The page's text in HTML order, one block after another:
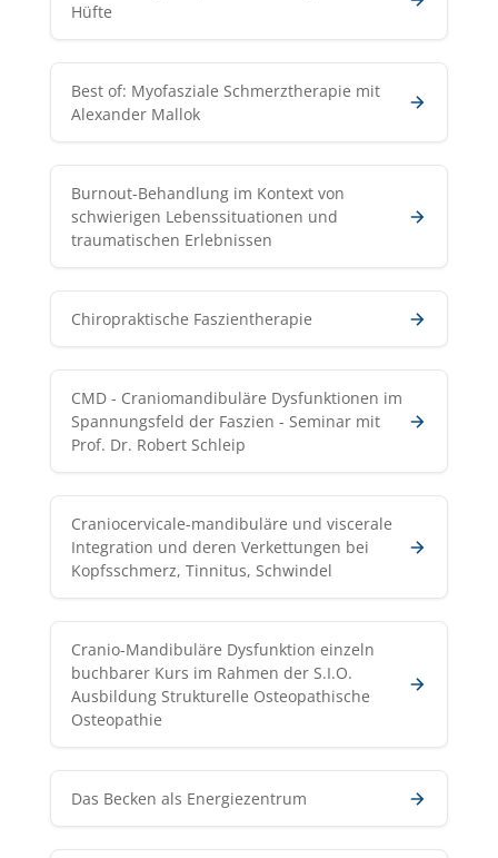
Hüfte
Best of: Myofasziale Schmerztherapie mit
Alexander Mallok
Burnout-Behandlung im Kontext von
schwierigen Lebenssituationen und
traumatischen Erlebnissen
Chiropraktische Faszientherapie
CMD - Craniomandibuläre Dysfunktionen im
Spannungsfeld der Faszien - Seminar mit
Prof. Dr. Robert Schleip
Craniocervicale-mandibuläre und viscerale
Integration und deren Verkettungen bei
Kopfsschmerz, Tinnitus, Schwindel
Cranio-Mandibuläre Dysfunktion einzeln
buchbarer Kurs im Rahmen der S.I.O.
Ausbildung Strukturelle Osteopathische
Osteopathie
Das Becken als Energiezentrum